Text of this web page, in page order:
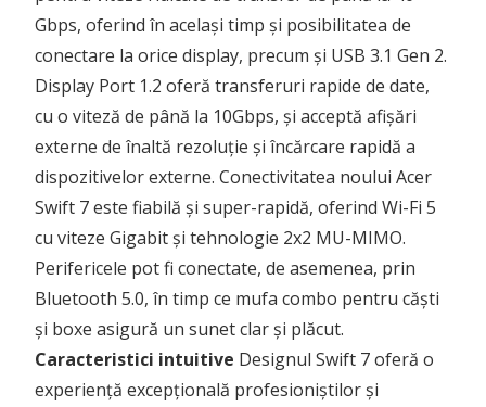
Gbps, oferind în același timp și posibilitatea de
conectare la orice display, precum și USB 3.1 Gen 2.
Display Port 1.2 oferă transferuri rapide de date,
cu o viteză de până la 10Gbps, și acceptă afișări
externe de înaltă rezoluție și încărcare rapidă a
dispozitivelor externe. Conectivitatea noului Acer
Swift 7 este fiabilă și super-rapidă, oferind Wi-Fi 5
cu viteze Gigabit și tehnologie 2x2 MU-MIMO.
Perifericele pot fi conectate, de asemenea, prin
Bluetooth 5.0, în timp ce mufa combo pentru căști
și boxe asigură un sunet clar și plăcut.
Caracteristici intuitive Designul Swift 7 oferă o
experiență excepțională profesioniștilor și